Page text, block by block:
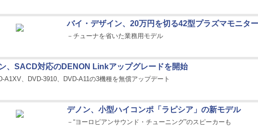
バイ・デザイン、20万円を切る42型プラズマモニター
－チューナを省いた業務用モデル
、SACD対応のDENON Linkアップグレードを開始
A1XV、DVD-3910、DVD-A11の3機種を無償アップデート
デノン、小型ハイコンポ「ラピシア」の新モデル
－“ヨーロピアンサウンド・チューニング”のスピーカーも